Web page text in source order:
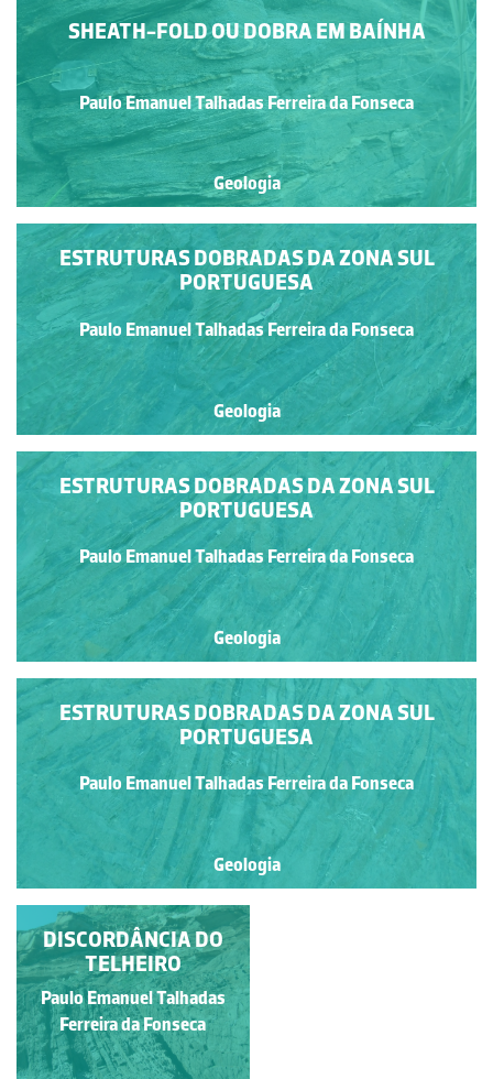
SHEATH-FOLD OU DOBRA EM BAÍNHA
Paulo Emanuel Talhadas Ferreira da Fonseca
Geologia
ESTRUTURAS DOBRADAS DA ZONA SUL
PORTUGUESA
Paulo Emanuel Talhadas Ferreira da Fonseca
Geologia
ESTRUTURAS DOBRADAS DA ZONA SUL
PORTUGUESA
Paulo Emanuel Talhadas Ferreira da Fonseca
Geologia
ESTRUTURAS DOBRADAS DA ZONA SUL
PORTUGUESA
Paulo Emanuel Talhadas Ferreira da Fonseca
Geologia
DISCORDÂNCIA DO
TELHEIRO
Paulo Emanuel Talhadas
Ferreira da Fonseca
DISCORDÂNCIA DO
TELHEIRO
Paulo Emanuel Talhadas
Ferreira da Fonseca